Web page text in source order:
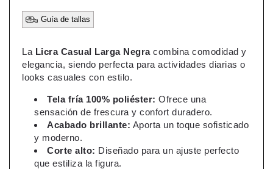
Guía de tallas
La Licra Casual Larga Negracombina comodidad y
elegancia, siendo perfecta para actividades diarias o
looks casuales con estilo.
Tela fría 100% poliéster: Ofrece una
sensación de frescura y confort duradero.
Acabado brillante: Aporta un toque sofisticado
y moderno.
Corte alto: Diseñado para un ajuste perfecto
que estiliza la figura.